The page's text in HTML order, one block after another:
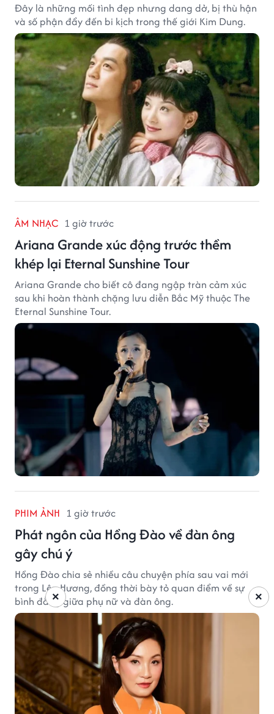
Đây là những mối tình đẹp nhưng dang dở, bị thù hận
và số phận đẩy đến bi kịch trong thế giới Kim Dung.
ÂM NHẠC 1 giờ trước
Ariana Grande xúc động trước thềm
khép lại Eternal Sunshine Tour
Ariana Grande cho biết cô đang ngập tràn cảm xúc
sau khi hoàn thành chặng lưu diễn Bắc Mỹ thuộc The
Eternal Sunshine Tour.
PHIM ẢNH 1 giờ trước
Phát ngôn của Hồng Đào về đàn ông
gây chú ý
Hồng Đào chia sẻ nhiều câu chuyện phía sau vai mới
trong Lên Hương, đồng thời bày tỏ quan điểm về sự
bình đẳng giữa phụ nữ và đàn ông.
×
×